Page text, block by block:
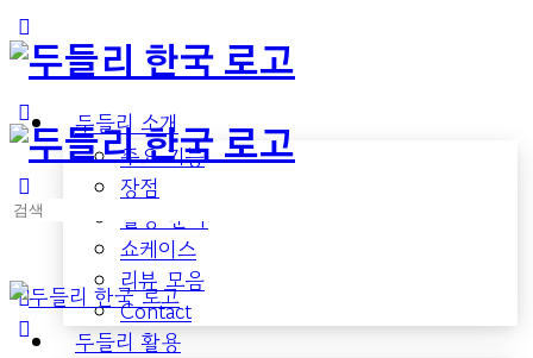
Side
Panel
두들리 소개
주요 기능
장점
활용 분야
쇼케이스
리뷰 모음
Contact
두들리 활용
검